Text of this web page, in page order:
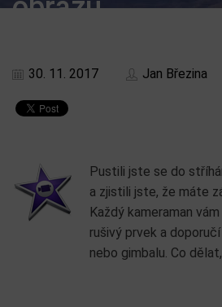
obrazu
30. 11. 2017 Jan Březina
Pustili jste se do
a zjistili jste, že máte
Každý kameraman
rušivý prvek a
nebo gimbalu. Co